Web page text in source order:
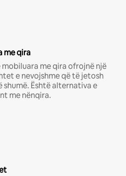
me qira
me qira ofrojnë një
e nevojshme që të jetosh
shumë. Është alternativa e
me nënqira.